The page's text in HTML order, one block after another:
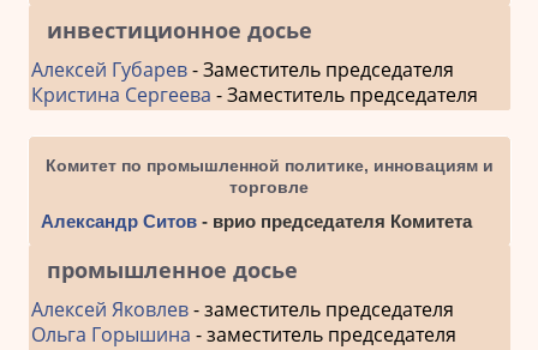
инвестиционное досье
Алексей Губарев- Заместитель председателя
Кристина Сергеева - Заместитель председателя
Комитет по промышленной политике, инновациям и
торговле
Александр Ситов- врио председателя Комитета
промышленное досье
Алексей Яковлев- заместитель председателя
Ольга Горышина - заместитель председателя